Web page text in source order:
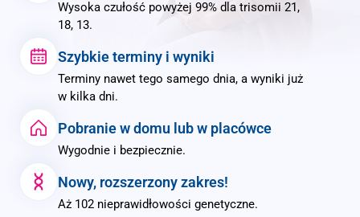
Wysoka czułość powyżej 99% dla trisomii 21,
18, 13.
Szybkie terminy i wyniki
Terminy nawet tego samego dnia, a wyniki już
w kilka dni.
Pobranie w domu lub w placówce
Wygodnie i bezpiecznie.
Nowy, rozszerzony zakres!
Aż 102 nieprawidłowości genetyczne.